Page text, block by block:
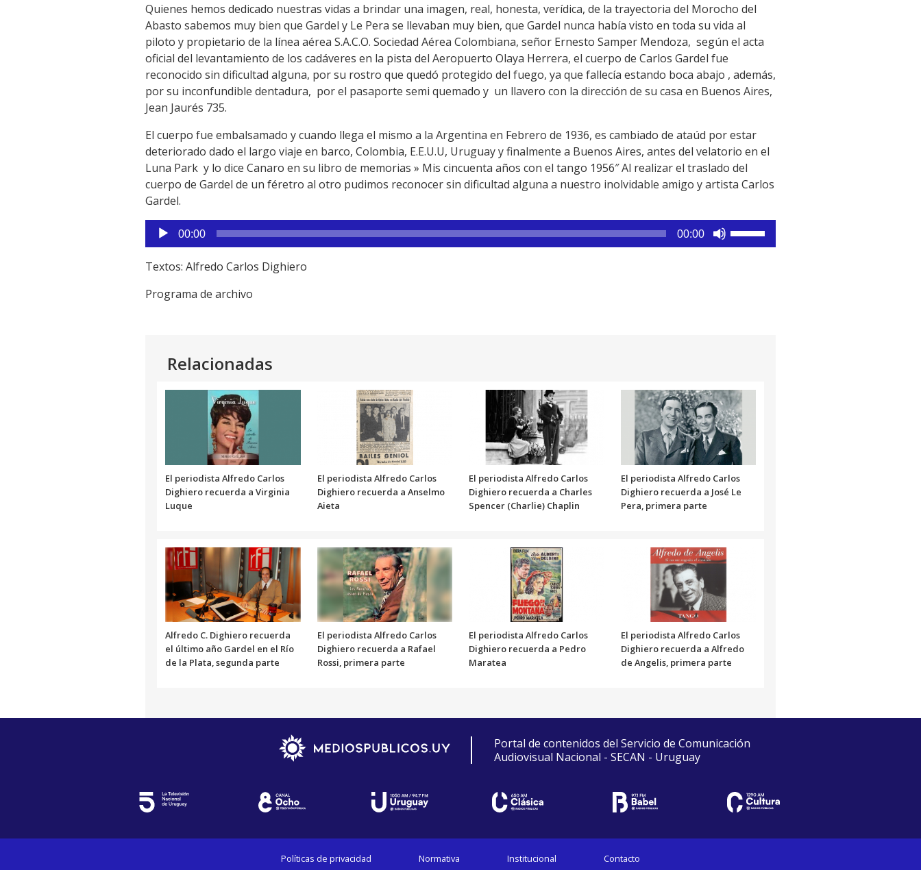
Quienes hemos dedicado nuestras vidas a brindar una imagen, real, honesta, verídica, de la trayectoria del Morocho del
Abasto sabemos muy bien que Gardel y Le Pera se llevaban muy bien, que Gardel nunca había visto en toda su vida al
piloto y propietario de la línea aérea S.A.C.O. Sociedad Aérea Colombiana, señor Ernesto Samper Mendoza, según el acta
oficial del levantamiento de los cadáveres en la pista del Aeropuerto Olaya Herrera, el cuerpo de Carlos Gardel fue
reconocido sin dificultad alguna, por su rostro que quedó protegido del fuego, ya que fallecía estando boca abajo , además,
por su inconfundible dentadura, por el pasaporte semi quemado y un llavero con la dirección de su casa en Buenos Aires,
Jean Jaurés 735.
El cuerpo fue embalsamado y cuando llega el mismo a la Argentina en Febrero de 1936, es cambiado de ataúd por estar
deteriorado dado el largo viaje en barco, Colombia, E.E.U.U, Uruguay y finalmente a Buenos Aires, antes del velatorio en el
Luna Park y lo dice Canaro en su libro de memorias » Mis cincuenta años con el tango 1956″ Al realizar el traslado del
cuerpo de Gardel de un féretro al otro pudimos reconocer sin dificultad alguna a nuestro inolvidable amigo y artista Carlos
Gardel.
Reproductor
de
audio
00:00 00:00
el
volumen.
Textos: Alfredo Carlos Dighiero
Programa de archivo
Relacionadas
El periodista Alfredo Carlos
Dighiero recuerda a Virginia
Luque
El periodista Alfredo Carlos
Dighiero recuerda a Anselmo
Aieta
El periodista Alfredo Carlos
Dighiero recuerda a Charles
Spencer (Charlie) Chaplin
El periodista Alfredo Carlos
Dighiero recuerda a José Le
Pera, primera parte
Alfredo C. Dighiero recuerda
el último año Gardel en el Río
de la Plata, segunda parte
El periodista Alfredo Carlos
Dighiero recuerda a Rafael
Rossi, primera parte
El periodista Alfredo Carlos
Dighiero recuerda a Pedro
Maratea
El periodista Alfredo Carlos
Dighiero recuerda a Alfredo
de Angelis, primera parte
Portal de contenidos del Servicio de Comunicación
Audiovisual Nacional - SECAN - Uruguay
Políticas de privacidad Normativa Institucional Contacto